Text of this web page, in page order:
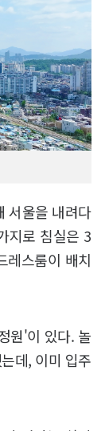
서울을 내려다
지로 침실은 3
레스룸이 배치
원'이 있다. 놀
데, 이미 입주